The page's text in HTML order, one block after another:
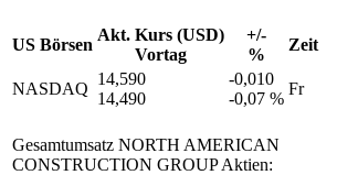
US Börsen
Akt. Kurs (USD)
Vortag
+/-
%
Zeit
NASDAQ
14,590
14,490
-0,010
-0,07 %
Fr
Gesamtumsatz NORTH AMERICAN
CONSTRUCTION GROUP Aktien: